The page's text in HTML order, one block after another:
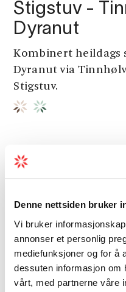
Denne nettsiden bruker
Vi bruker
annonser et personlig
mediefunksjoner og for å
dessuten informasjon om
vårt, med partnerne våre
Stigstuv -
Dyranut
Kombinert heildags
Dyranut via
Stigstuv.
Andre